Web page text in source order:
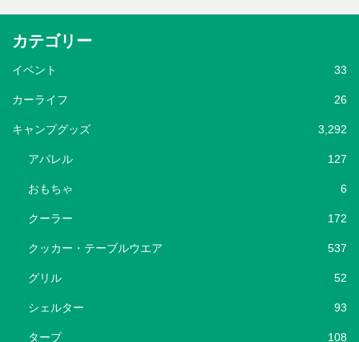
カテゴリー
イベント 33
カーライフ 26
キャンプグッズ 3,292
アパレル 127
おもちゃ 6
クーラー 172
クッカー・テーブルウエア 537
グリル 52
シェルター 93
タープ 108